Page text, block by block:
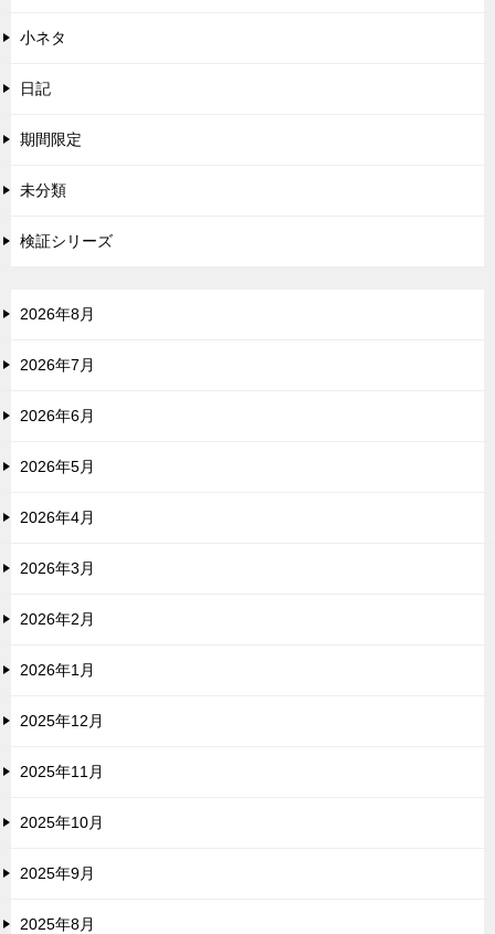
小ネタ
日記
期間限定
未分類
検証シリーズ
2026年8月
2026年7月
2026年6月
2026年5月
2026年4月
2026年3月
2026年2月
2026年1月
2025年12月
2025年11月
2025年10月
2025年9月
2025年8月